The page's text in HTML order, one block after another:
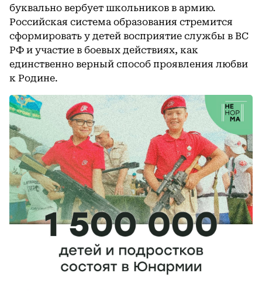
буквально вербует школьников в армию.
Российская система образования стремится
сформировать у детей восприятие службы в ВС
РФ и участие в боевых действиях, как
единственно верный способ проявления любви
к Родине.